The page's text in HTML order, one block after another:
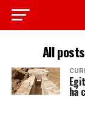
All
há